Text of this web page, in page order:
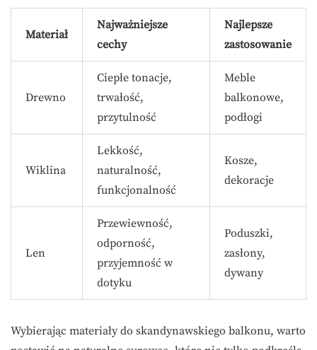
Materiał
Najważniejsze
cechy
Najlepsze
zastosowanie
Drewno
Ciepłe tonacje,
trwałość,
przytulność
Meble
balkonowe,
podłogi
Wiklina
Lekkość,
naturalność,
funkcjonalność
Kosze,
dekoracje
Len
Przewiewność,
odporność,
przyjemność w
dotyku
Poduszki,
zasłony,
dywany
Wybierając materiały do skandynawskiego balkonu, warto